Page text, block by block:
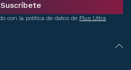
Suscríbete
con la política de datos de Plus Ultra